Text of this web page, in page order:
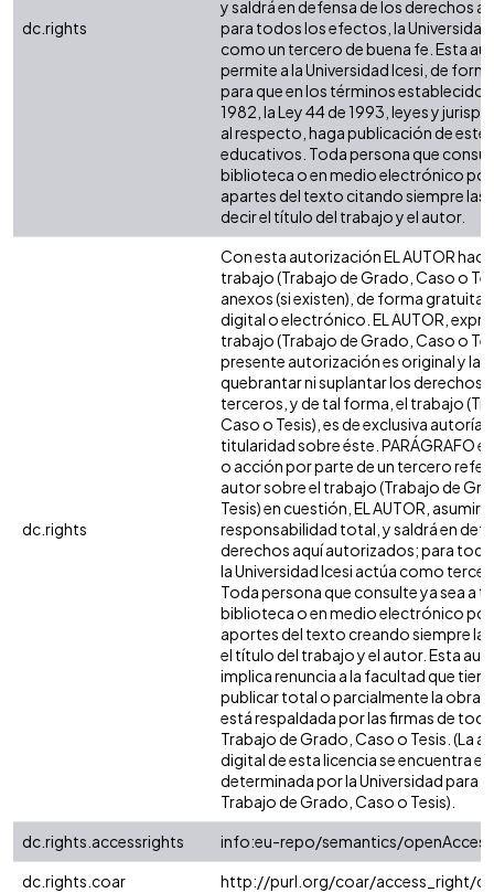
dc.rights
y saldrá en defensa de los derechos
para todos los efectos, la Universidad
como un tercero de buena fe. Esta
permite a la Universidad Icesi, de
para que en los términos establecidos
1982, la Ley 44 de 1993, leyes y
al respecto, haga publicación de este
educativos. Toda persona que
biblioteca o en medio electrónico
apartes del texto citando siempre las
decir el título del trabajo y el autor.
dc.rights
Con esta autorización EL AUTOR
trabajo (Trabajo de Grado, Caso o
anexos (si existen), de forma gratuita
digital o electrónico. EL AUTOR,
trabajo (Trabajo de Grado, Caso o
presente autorización es original y la
quebrantar ni suplantar los derechos
terceros, y de tal forma, el trabajo
Caso o Tesis), es de exclusiva autoría
titularidad sobre éste. PARÁGRAFO
o acción por parte de un tercero
autor sobre el trabajo (Trabajo de
Tesis) en cuestión, EL AUTOR, asumirá
responsabilidad total, y saldrá en
derechos aquí autorizados; para
la Universidad Icesi actúa como
Toda persona que consulte ya sea a
biblioteca o en medio electrónico
aportes del texto creando siempre la
el título del trabajo y el autor. Esta
implica renuncia a la facultad que tiene
publicar total o parcialmente la obra.
está respaldada por las firmas de
Trabajo de Grado, Caso o Tesis. (La
digital de esta licencia se encuentra
determinada por la Universidad para
Trabajo de Grado, Caso o Tesis).
dc.rights.accessrights
info:eu-repo/semantics/openAccess
dc.rights.coar
http://purl.org/coar/access_right/